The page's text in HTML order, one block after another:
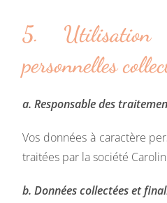
5. Utilisation
personnelles
a. Responsable des
Vos données à caractère
traitées par la société
b. Données collectées et